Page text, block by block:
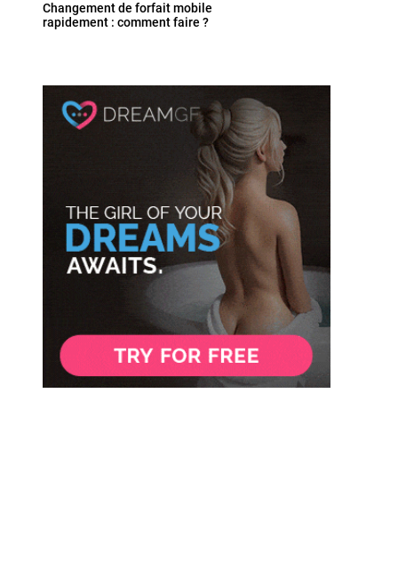
Changement de forfait mobile
rapidement : comment faire ?